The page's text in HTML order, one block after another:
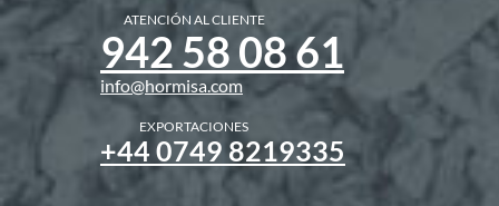
ATENCIÓN AL CLIENTE
942 58 08 61
info@hormisa.com
EXPORTACIONES
+44 0749 8219335